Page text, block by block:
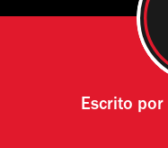
Escrito por